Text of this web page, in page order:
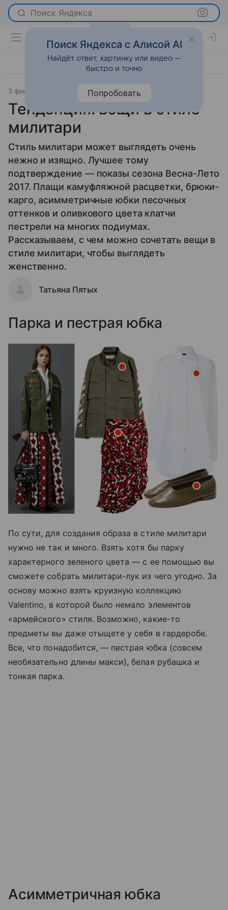
Поиск Яндекса
3 февраля 2017
Тенденция: вещи в стиле
милитари
Стиль милитари может выглядеть очень
нежно и изящно. Лучшее тому
подтверждение — показы сезона Весна-Лето
2017. Плащи камуфляжной расцветки, брюки-
карго, асимметричные юбки песочных
оттенков и оливкового цвета клатчи
пестрели на многих подиумах.
Рассказываем, с чем можно сочетать вещи в
стиле милитари, чтобы выглядеть
женственно.
Татьяна Пятых
Парка и пестрая юбка
По сути, для создания образа в стиле милитари
нужно не так и много. Взять хотя бы парку
характерного зеленого цвета — с ее помощью вы
сможете собрать милитари-лук из чего угодно. За
основу можно взять круизную коллекцию
Valentino, в которой было немало элементов
«армейского» стиля. Возможно, какие-то
предметы вы даже отыщете у себя в гардеробе.
Все, что понадобится, — пестрая юбка (совсем
необязательно длины макси), белая рубашка и
тонкая парка.
Асимметричная юбка
Поиск Яндекса с Алисой AI
Найдёт ответ, картинку или видео —
быстро и точно
Попробовать